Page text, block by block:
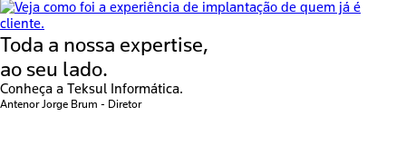
Toda a nossa expertise,
ao seu lado.
Conheça a Teksul Informática.
Antenor Jorge Brum - Diretor